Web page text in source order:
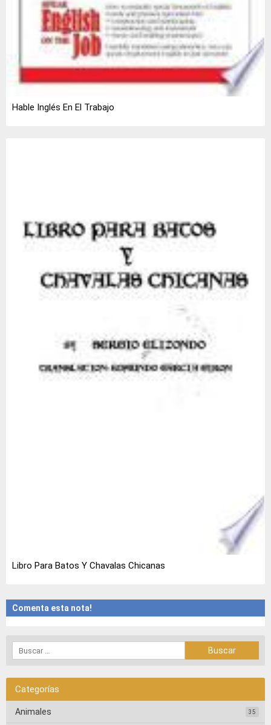
Hable Inglés En El Trabajo
Libro Para Batos Y Chavalas Chicanas
Comenta esta nota!
Categorías
Animales 35